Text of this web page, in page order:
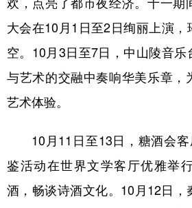
欢，点亮了都市夜经济。十一期
大会在10月1日至2日绚丽上演，
空。10月3日至7日，中山陵音乐
与艺术的交融中奏响华美乐章，
艺术体验。
10月11日至13日，糖酒会客
鉴活动在世界文学客厅优雅举
酒，畅谈诗酒文化。10月12日，